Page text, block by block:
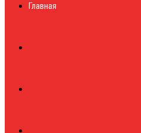
журналГлавная